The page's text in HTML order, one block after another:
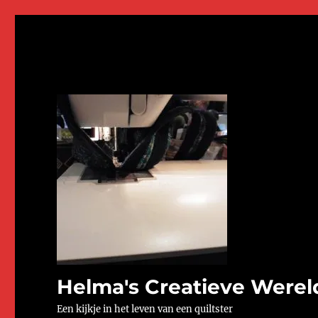
Helma's Creatieve
Een kijkje in het leven van een quiltster